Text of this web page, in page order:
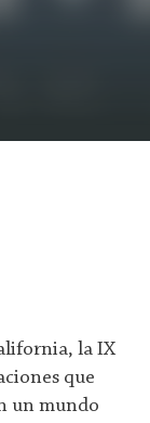
la IX
que
un mundo